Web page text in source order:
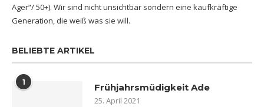
Ager“/ 50+). Wir sind nicht unsichtbar sondern eine kaufkräftige
Generation, die weiß was sie will.
BELIEBTE ARTIKEL
1 Frühjahrsmüdigkeit Ade
25. April 2021